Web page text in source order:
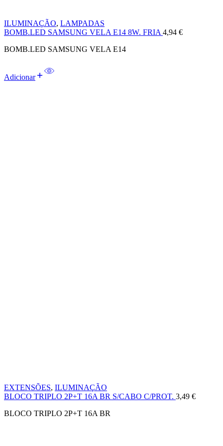
ILUMINAÇÃO, LAMPADAS
BOMB.LED SAMSUNG VELA E14 8W. FRIA 4,94 €
BOMB.LED SAMSUNG VELA E14
Adicionar
EXTENSÕES, ILUMINAÇÃO
BLOCO TRIPLO 2P+T 16A BR S/CABO C/PROT. 3,49 €
BLOCO TRIPLO 2P+T 16A BR